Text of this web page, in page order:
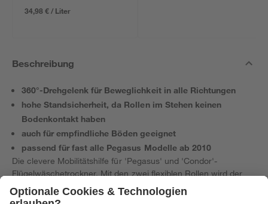
34,98 € / Liter
Beschreibung
360°-Drehgelenk für Beweglichkeit in alle Richtungen
hohe Standsicherheit, da Rollen im Stehen keinen
Bodenkontakt haben
auch für empfindliche Böden geeignet
passend für fast alle Pegasus Modelle ab 2010
Die clevere Mobilitätshilfe für 'Pegasus' und 'Condor'-
Flügelwäschetrockner. Mit den zwei flexiblen Rollen wird der
Trockner im Nu mobil. Einfach Rollen anclipsen, eine Seite des
Trockners anheben und schon lässt sich der Trockner auch voll